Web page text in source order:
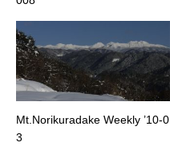
Mt.Norikuradake Weekly ’10-0
3